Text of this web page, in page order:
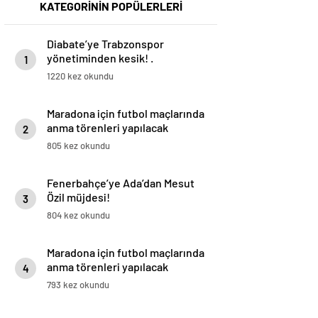
KATEGORİNİN POPÜLERLERİ
1
Diabate’ye Trabzonspor
yönetiminden kesik! .
1220 kez okundu
2
Maradona için futbol maçlarında
anma törenleri yapılacak
805 kez okundu
3
Fenerbahçe’ye Ada’dan Mesut
Özil müjdesi!
804 kez okundu
4
Maradona için futbol maçlarında
anma törenleri yapılacak
793 kez okundu